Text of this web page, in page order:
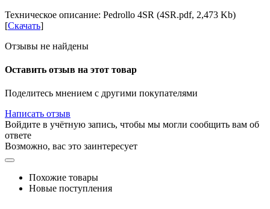
Техническое описание: Pedrollo 4SR (4SR.pdf, 2,473 Kb)
[Скачать]
Отзывы не найдены
Оставить отзыв на этот товар
Поделитесь мнением с другими покупателями
Написать отзыв
Войдите в учётную запись, чтобы мы могли сообщить вам об
ответе
Возможно, вас это заинтересует
Похожие товары
Новые поступления